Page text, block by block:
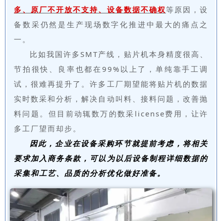
多、原厂不开放不支持、设备数据不确权等原因，设
备数采仍然是生产现场数字化推进中最大的痛点之
一。
比如我国许多SMT产线，贴片机本身精度很高、
节拍很快、良率也都在99%以上了，单纯靠手工调
试，很难再提升了。许多工厂期望能将贴片机的数据
实时数采和分析，解决自动叫料、接料问题，改善抛
料问题。但目前动辄数万的数采license费用，让许
多工厂望而却步。
因此，企业在设备采购环节就提前考虑，将相关
要求加入商务条款，可以为以后设备制程详细数据的
采集和工艺、品质的分析优化做好准备。